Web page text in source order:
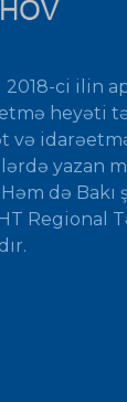
ci ilin
heyəti
və
yazan
də Bakı
Regional